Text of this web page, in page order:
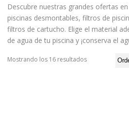
Descubre nuestras grandes ofertas
piscinas desmontables, filtros de
filtros de cartucho. Elige el material
de agua de tu piscina y ¡conserva el
Mostrando los 16 resultados